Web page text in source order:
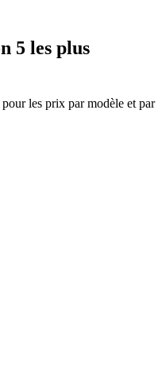
5 les plus
les prix par modèle et par